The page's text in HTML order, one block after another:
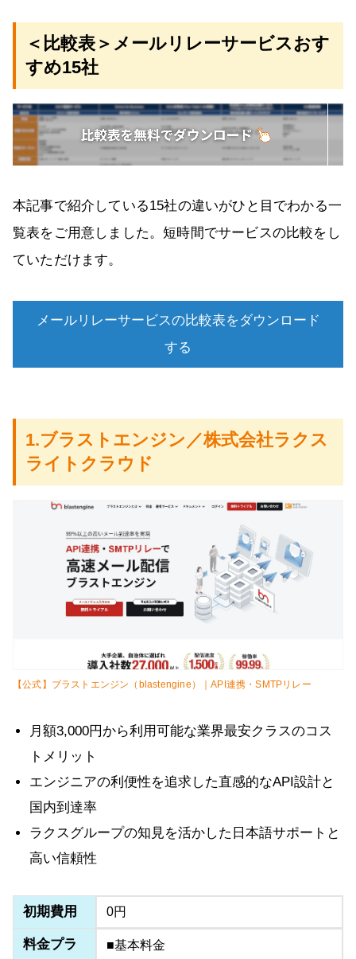
＜比較表＞メールリレーサービスおす
すめ15社
本記事で紹介している15社の違いがひと目でわかる一
覧表をご用意しました。短時間でサービスの比較をし
ていただけます。
メールリレーサービスの比較表をダウンロード
する
1.ブラストエンジン／株式会社ラクス
ライトクラウド
【公式】ブラストエンジン（blastengine）｜API連携・SMTPリレー
月額3,000円から利用可能な業界最安クラスのコス
トメリット
エンジニアの利便性を追求した直感的なAPI設計と
国内到達率
ラクスグループの知見を活かした日本語サポートと
高い信頼性
初期費用 0円
料金プラ ■基本料金